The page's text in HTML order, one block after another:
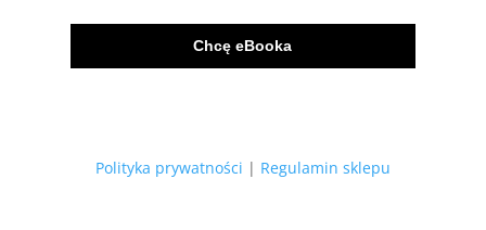
Chcę eBooka
Polityka prywatności | Regulamin sklepu